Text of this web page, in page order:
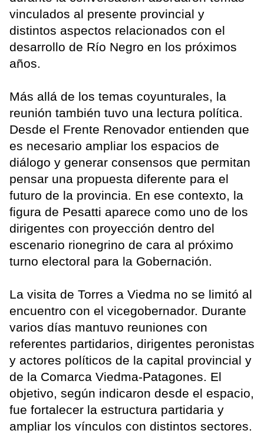
vinculados al presente provincial y
distintos aspectos relacionados con el
desarrollo de Río Negro en los próximos
años.
Más allá de los temas coyunturales, la
reunión también tuvo una lectura política.
Desde el Frente Renovador entienden que
es necesario ampliar los espacios de
diálogo y generar consensos que permitan
pensar una propuesta diferente para el
futuro de la provincia. En ese contexto, la
figura de Pesatti aparece como uno de los
dirigentes con proyección dentro del
escenario rionegrino de cara al próximo
turno electoral para la Gobernación.
La visita de Torres a Viedma no se limitó al
encuentro con el vicegobernador. Durante
varios días mantuvo reuniones con
referentes partidarios, dirigentes peronistas
y actores políticos de la capital provincial y
de la Comarca Viedma-Patagones. El
objetivo, según indicaron desde el espacio,
fue fortalecer la estructura partidaria y
ampliar los vínculos con distintos sectores.